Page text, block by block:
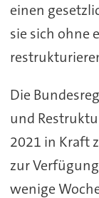
einen
sie sich ohne
Die
und
2021 in Kraft
zur
wenige